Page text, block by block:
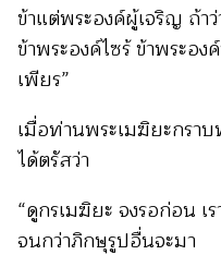
ข้าแต่พระองค์ผู้เจริญ ถ้
ข้าพระองค์ไซร้ ข้าพระ
เพียร”
เมื่อท่านพระเมฆิยะกรา
ได้ตรัสว่า
“ดูกรเมฆิยะ จงรอก่อน เ
จนกว่าภิกษุรูปอื่นจะมา